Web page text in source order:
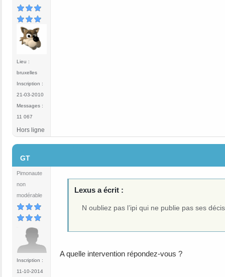
Lieu :
bruxelles
Inscription :
21-03-2010
Messages :
11 067
Hors ligne
GT
Pimonaute
non
modérable
Inscription :
11-10-2014
Lexus a écrit :
N oubliez pas l’ipi qui ne publie pas ses
A quelle intervention répondez-vous ?